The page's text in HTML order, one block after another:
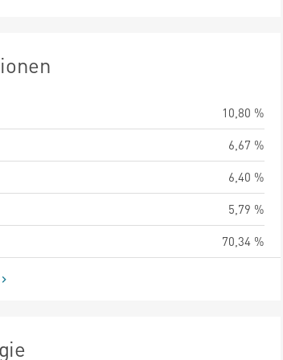
10,80 %
6,67 %
6,40 %
5,79 %
70,34 %